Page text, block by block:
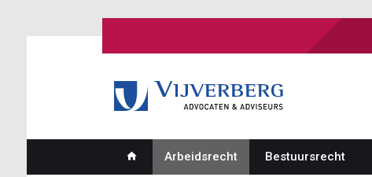
Hoofdnavigatie
Arbeidsrecht Bestuursrecht